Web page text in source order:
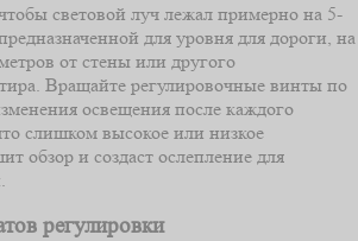
световой луч лежал примерно на 5-
для уровня для дороги, на
от стены или другого
Вращайте регулировочные винты по
освещения после каждого
слишком высокое или низкое
обзор и создаст ослепление для
регулировки